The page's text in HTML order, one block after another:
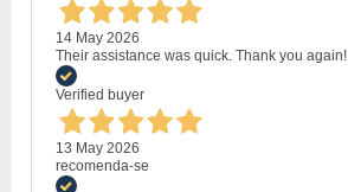
14 May 2026
Their assistance was quick. Thank you again!
Verified buyer
13 May 2026
recomenda-se